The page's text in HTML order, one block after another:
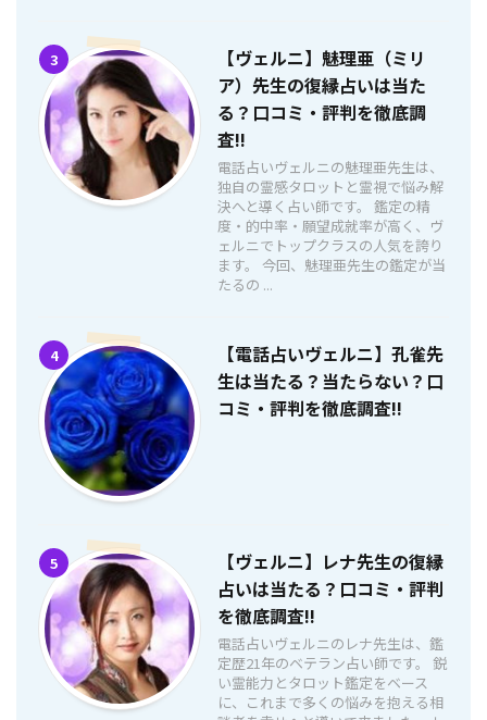
3
【ヴェルニ】魅理亜（ミリ
ア）先生の復縁占いは当た
る？口コミ・評判を徹底調
査!!
電話占いヴェルニの魅理亜先生は、
独自の霊感タロットと霊視で悩み解
決へと導く占い師です。 鑑定の精
度・的中率・願望成就率が高く、ヴ
ェルニでトップクラスの人気を誇り
ます。 今回、魅理亜先生の鑑定が当
たるの ...
4
【電話占いヴェルニ】孔雀先
生は当たる？当たらない？口
コミ・評判を徹底調査!!
5
【ヴェルニ】レナ先生の復縁
占いは当たる？口コミ・評判
を徹底調査!!
電話占いヴェルニのレナ先生は、鑑
定歴21年のベテラン占い師です。 鋭
い霊能力とタロット鑑定をベース
に、これまで多くの悩みを抱える相